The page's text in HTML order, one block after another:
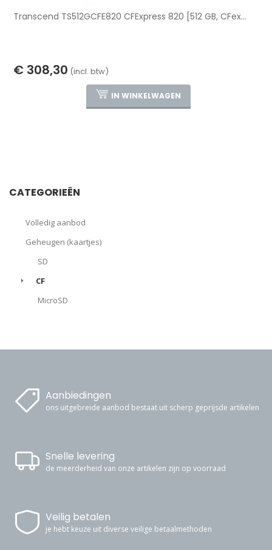
Transcend TS512GCFE820 CFExpress 820 [512 GB, CFex...
€ 308,30 (incl. btw)
IN WINKELWAGEN
CATEGORIEËN
Volledig aanbod
Geheugen (kaartjes)
SD
CF
MicroSD
Aanbiedingen
ons uitgebreide aanbod bestaat uit scherp geprijsde artikelen
Snelle levering
de meerderheid van onze artikelen zijn op voorraad
Veilig betalen
je hebt keuze uit diverse veilige betaalmethoden